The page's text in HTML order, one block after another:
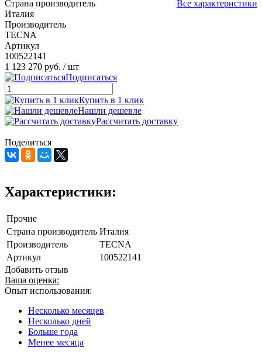
Все характеристики
Страна производитель
Италия
Производитель
TECNA
Артикул
100522141
1 123 270 руб. / шт
Подписаться
Купить в 1 клик
Нашли дешевле
Рассчитать доставку
Поделиться
Характеристики:
Прочие
Страна производитель Италия
Производитель
TECNA
Артикул
100522141
Добавить отзыв
Ваша оценка:
Опыт использования:
Несколько месяцев
Несколько дней
Больше года
Менее месяца